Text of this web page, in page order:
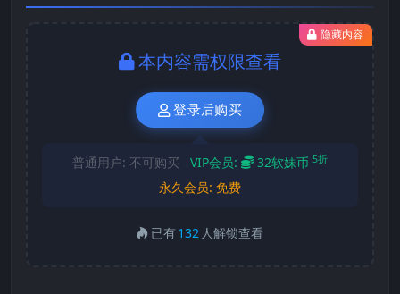
隐藏内容
本内容需权限查看
登录后购买
普通用户: 不可购买 VIP会员: 32软妹币 5折
永久会员: 免费
已有132 人解锁查看